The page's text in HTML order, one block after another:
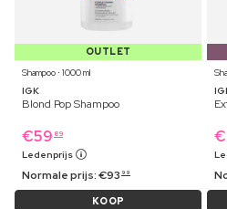
OUTLET
Shampoo ⋅ 1000 ml
IGK
Blond Pop Shampoo
€59 89
Ledenprijs
Normale prijs:€93 99
KOOP
€